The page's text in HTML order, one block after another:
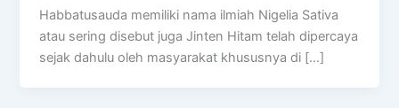
Habbatusauda memiliki nama ilmiah Nigelia Sativa
atau sering disebut juga Jinten Hitam telah dipercaya
sejak dahulu oleh masyarakat khususnya di […]